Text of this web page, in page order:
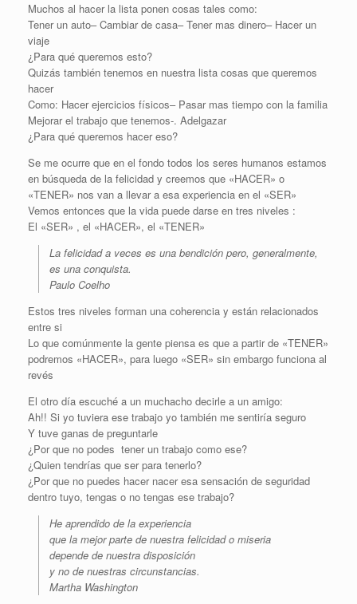
Muchos al hacer la lista ponen cosas tales como:
Tener un auto– Cambiar de casa– Tener mas dinero– Hacer un
viaje
¿Para qué queremos esto?
Quizás también tenemos en nuestra lista cosas que queremos
hacer
Como: Hacer ejercicios físicos– Pasar mas tiempo con la familia
Mejorar el trabajo que tenemos-. Adelgazar
¿Para qué queremos hacer eso?
Se me ocurre que en el fondo todos los seres humanos estamos
en búsqueda de la felicidad y creemos que «HACER» o
«TENER» nos van a llevar a esa experiencia en el «SER»
Vemos entonces que la vida puede darse en tres niveles :
El «SER» , el «HACER», el «TENER»
La felicidad a veces es una bendición pero, generalmente,
es una conquista.
Paulo Coelho
Estos tres niveles forman una coherencia y están relacionados
entre si
Lo que comúnmente la gente piensa es que a partir de «TENER»
podremos «HACER», para luego «SER» sin embargo funciona al
revés
El otro día escuché a un muchacho decirle a un amigo:
Ah!! Si yo tuviera ese trabajo yo también me sentiría seguro
Y tuve ganas de preguntarle
¿Por que no podes tener un trabajo como ese?
¿Quien tendrías que ser para tenerlo?
¿Por que no puedes hacer nacer esa sensación de seguridad
dentro tuyo, tengas o no tengas ese trabajo?
He aprendido de la experiencia
que la mejor parte de nuestra felicidad o miseria
depende de nuestra disposición
y no de nuestras circunstancias.
Martha Washington